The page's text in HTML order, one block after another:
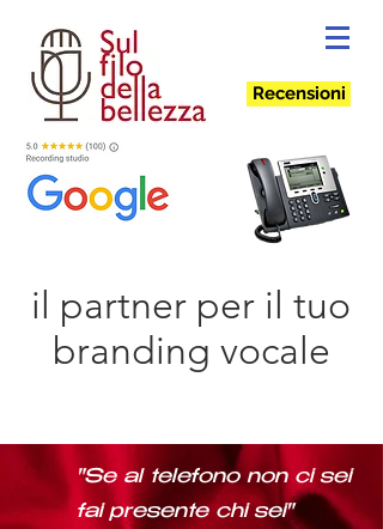
Recensioni
il partner per il tuo
branding vocale
"Se al telefono non ci sei
fai presente chi sei"